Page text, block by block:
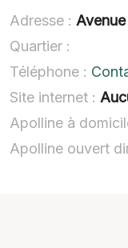
Adresse :
Quartier :
Téléphone :
Site internet :
Apolline à
Apolline ouvert